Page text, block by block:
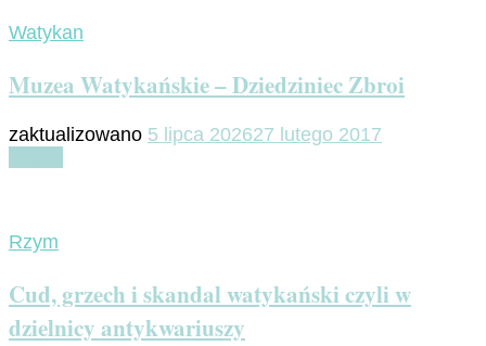
Watykan
Muzea Watykańskie – Dziedziniec Zbroi
zaktualizowano 5 lipca 202627 lutego 2017
Rzym
Cud, grzech i skandal watykański czyli w
dzielnicy antykwariuszy